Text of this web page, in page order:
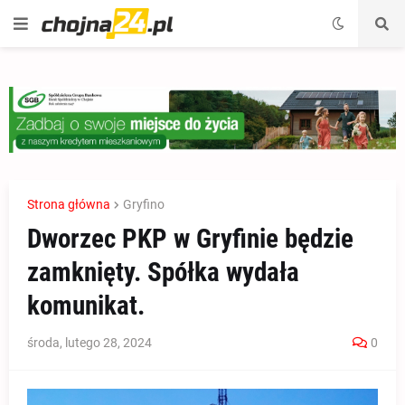
Strona główna Gryfino
Dworzec PKP w Gryfinie będzie
zamknięty. Spółka wydała
komunikat.
środa, lutego 28, 2024 0